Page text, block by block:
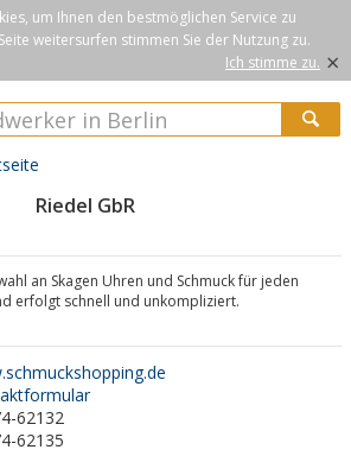
um Ihnen den bestmöglichen Service zu
weitersurfen stimmen Sie der Nutzung zu.
Ich stimme zu. ×
Riedel GbR
an Skagen Uhren und Schmuck für jeden
erfolgt schnell und unkompliziert.
62132
62135